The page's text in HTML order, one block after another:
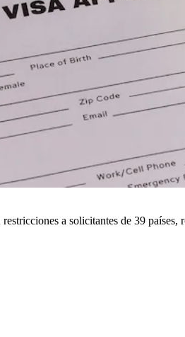
a solicitantes de 39 países,